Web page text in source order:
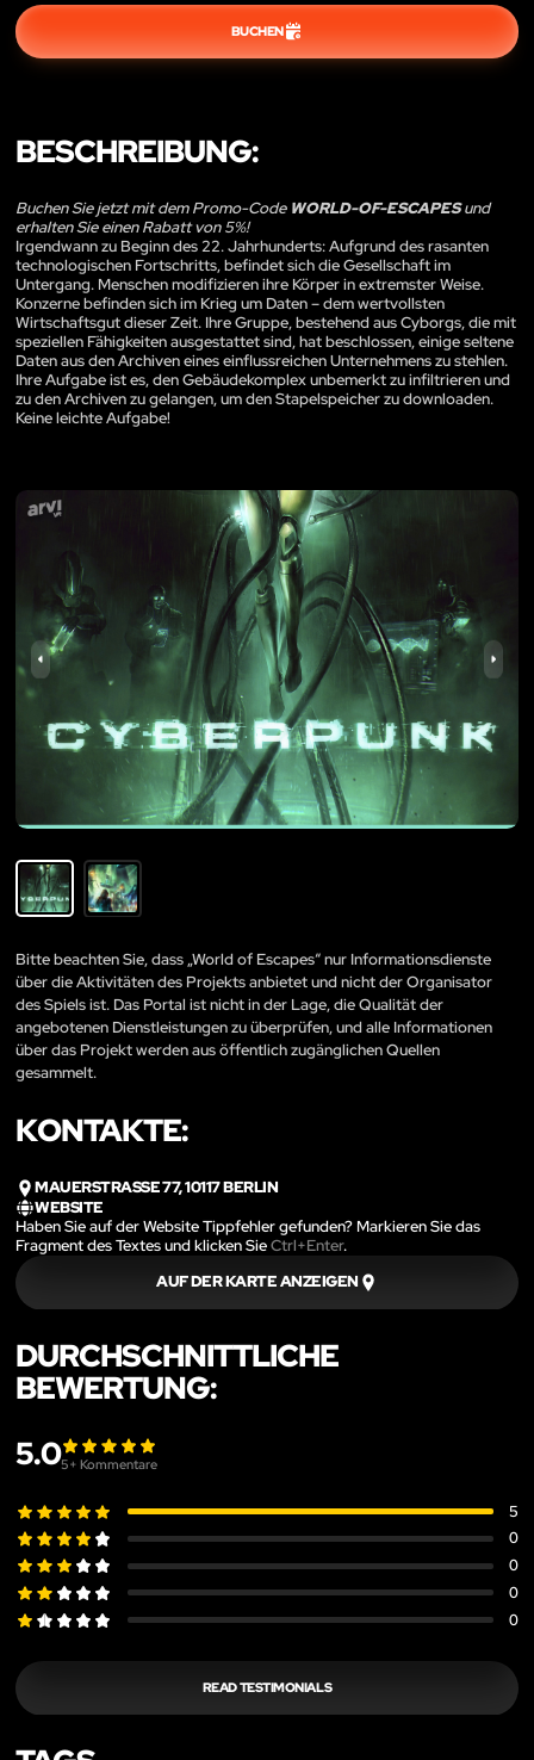
BUCHEN
BESCHREIBUNG:
Buchen Sie jetzt mit dem Promo-Code WORLD-OF-ESCAPESund
erhalten Sie einen Rabatt von 5%!
Irgendwann zu Beginn des 22. Jahrhunderts: Aufgrund des rasanten
technologischen Fortschritts, befindet sich die Gesellschaft im
Untergang. Menschen modifizieren ihre Körper in extremster Weise.
Konzerne befinden sich im Krieg um Daten – dem wertvollsten
Wirtschaftsgut dieser Zeit. Ihre Gruppe, bestehend aus Cyborgs, die mit
speziellen Fähigkeiten ausgestattet sind, hat beschlossen, einige seltene
Daten aus den Archiven eines einflussreichen Unternehmens zu stehlen.
Ihre Aufgabe ist es, den Gebäudekomplex unbemerkt zu infiltrieren und
zu den Archiven zu gelangen, um den Stapelspeicher zu downloaden.
Keine leichte Aufgabe!
Bitte beachten Sie, dass „World of Escapes“ nur Informationsdienste
über die Aktivitäten des Projekts anbietet und nicht der Organisator
des Spiels ist. Das Portal ist nicht in der Lage, die Qualität der
angebotenen Dienstleistungen zu überprüfen, und alle Informationen
über das Projekt werden aus öffentlich zugänglichen Quellen
gesammelt.
KONTAKTE:
MAUERSTRASSE 77, 10117 BERLIN
WEBSITE
Haben Sie auf der Website Tippfehler gefunden? Markieren Sie das
Fragment des Textes und klicken SieCtrl+Enter.
AUF DER KARTE ANZEIGEN
DURCHSCHNITTLICHE
BEWERTUNG:
5.05+ Kommentare
5
0
0
0
0
READ TESTIMONIALS